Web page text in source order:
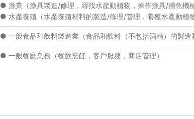
● 漁業（漁具製造/修理，尋找水産動植物，操作漁具/捕魚機
● 水產養殖（水產養殖材料的製造/修理/管理，養殖水產動植
● 一般食品和飲料製造業（食品和飲料（不包括酒精）的製造
● 一般餐廳業務（餐飲烹飪，客戶服務，商店管理）